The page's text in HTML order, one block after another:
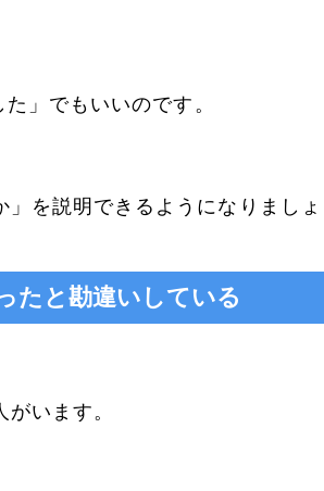
」でもいいのです。
を説明できるようになりましょ
たと勘違いしている
います。